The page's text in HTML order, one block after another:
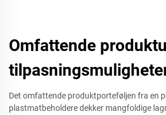
Omfattende
Det omfattende produktporteføljen fra en
plastmatbeholdere dekker mangfoldige